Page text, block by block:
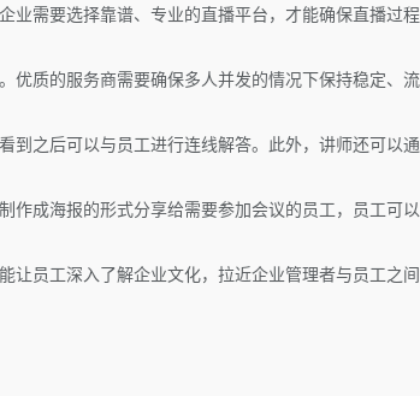
业需要选择靠谱、专业的直播平台，才能确保直播过程
优质的服务商需要确保多人并发的情况下保持稳定、流
到之后可以与员工进行连线解答。此外，讲师还可以通
作成海报的形式分享给需要参加会议的员工，员工可以
让员工深入了解企业文化，拉近企业管理者与员工之间